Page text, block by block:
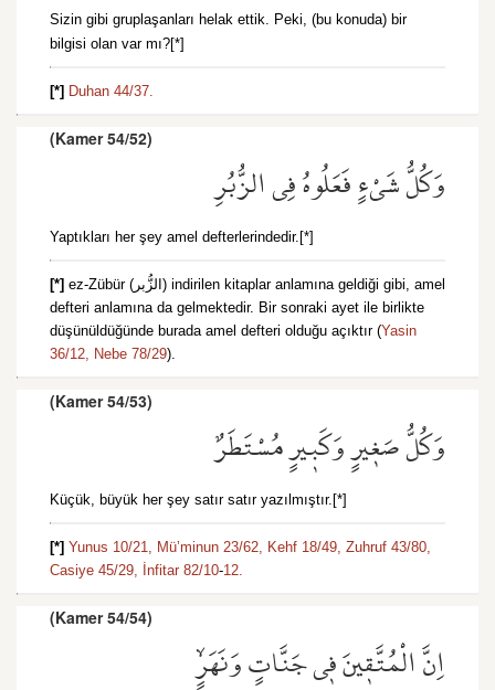
Sizin gibi gruplaşanları helak ettik. Peki, (bu konuda) bir
bilgisi olan var mı?[*]
[*] Duhan 44/37.
(Kamer 54/52)
وَكُلُّ شَيْءٍ فَعَلُوهُ فِي الزُّبُرِ
Yaptıkları her şey amel defterlerindedir.[*]
[*] ez-Zübür (الزُّبر) indirilen kitaplar anlamına geldiği gibi, amel
defteri anlamına da gelmektedir. Bir sonraki ayet ile birlikte
düşünüldüğünde burada amel defteri olduğu açıktır (Yasin
36/12, Nebe 78/29).
(Kamer 54/53)
وَكُلُّ صَغ۪يرٍ وَكَب۪يرٍ مُسْتَطَرٌ
Küçük, büyük her şey satır satır yazılmıştır.[*]
[*] Yunus 10/21, Mü’minun 23/62, Kehf 18/49, Zuhruf 43/80,
Casiye 45/29, İnfitar 82/10-12.
(Kamer 54/54)
اِنَّ الْمُتَّق۪ينَ ف۪ي جَنَّاتٍ وَنَهَرٍۙ